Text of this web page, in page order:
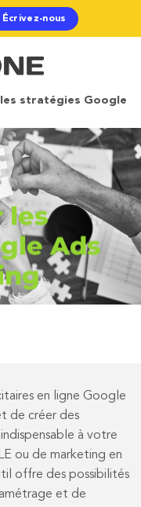
Écrivez-nous
stratégies Google
les
Ads
en ligne Google
de créer des
à votre
ou de marketing en
offre des possibilités
et de